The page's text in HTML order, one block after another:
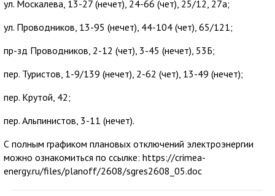
ул. Москалева, 13-27 (нечет), 24-66 (чет), 25/12, 27а;
ул. Проводников, 13-95 (нечет), 44-104 (чет), 65/121;
пр-зд Проводников, 2-12 (чет), 3-45 (нечет), 53Б;
пер. Туристов, 1-9/139 (нечет), 2-62 (чет), 13-49 (нечет);
пер. Крутой, 42;
пер. Альпинистов, 3-11 (нечет).
С полным графиком плановых отключений электроэнергии
можно ознакомиться по ссылке: https://crimea-
energy.ru/files/planoff/2608/sgres2608_05.doc